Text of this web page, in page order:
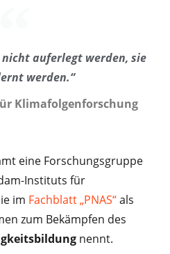
auferlegt werden, sie
werden.“
Klimafolgenforschung
eine Forschungsgruppe
Instituts für
im Fachblatt „PNAS“als
zum Bekämpfen des
nennt.